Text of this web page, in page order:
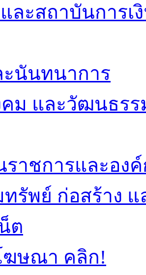
ละสถาบันการเ
ะนันทนาการ
ม และวัฒนธรร
ราชการและอง
ทรัพย์ ก่อสร้าง
ต
ฆษณา คลิก!